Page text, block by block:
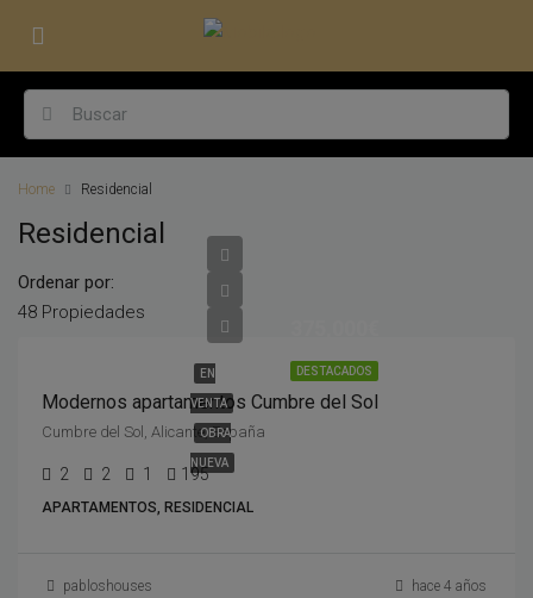
Home Residencial
Residencial
48 Propiedades
Ordenar por:
DESTACADOS
EN
VENTA
OBRA
NUEVA
Modernos apartamentos Cumbre del Sol
Cumbre del Sol, Alicante, España
2 2 1 195
APARTAMENTOS, RESIDENCIAL
pabloshouses hace 4 años